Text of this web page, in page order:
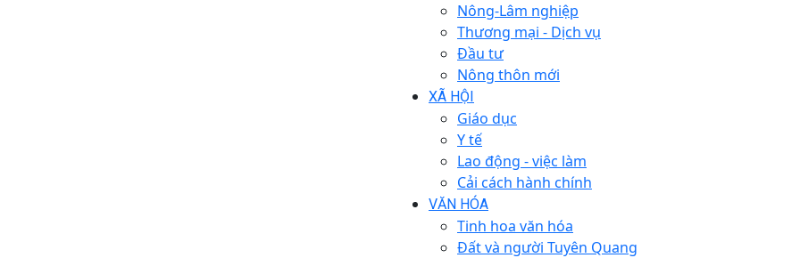
Nông-Lâm nghiệp
Thương mại - Dịch vụ
Đầu tư
Nông thôn mới
XÃ HỘI
Giáo dục
Y tế
Lao động - việc làm
Cải cách hành chính
VĂN HÓA
Tinh hoa văn hóa
Đất và người Tuyên Quang